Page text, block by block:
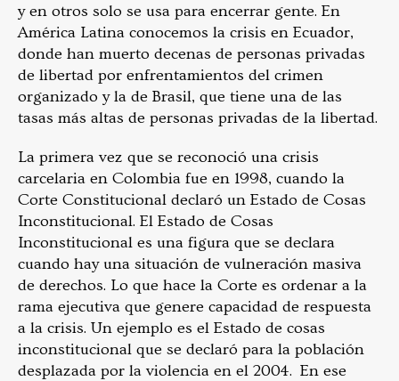
y en otros solo se usa para encerrar gente. En
América Latina conocemos la crisis en Ecuador,
donde han muerto decenas de personas privadas
de libertad por enfrentamientos del crimen
organizado y la de Brasil, que tiene una de las
tasas más altas de personas privadas de la libertad.
La primera vez que se reconoció una crisis
carcelaria en Colombia fue en 1998, cuando la
Corte Constitucional declaró un Estado de Cosas
Inconstitucional. El Estado de Cosas
Inconstitucional es una figura que se declara
cuando hay una situación de vulneración masiva
de derechos. Lo que hace la Corte es ordenar a la
rama ejecutiva que genere capacidad de respuesta
a la crisis. Un ejemplo es el Estado de cosas
inconstitucional que se declaró para la población
desplazada por la violencia en el 2004. En ese